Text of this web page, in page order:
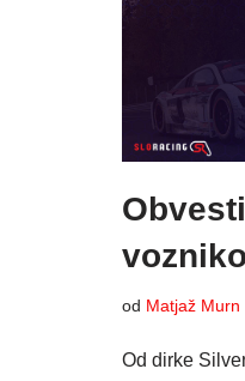
od Matjaž Murn
Od dirke